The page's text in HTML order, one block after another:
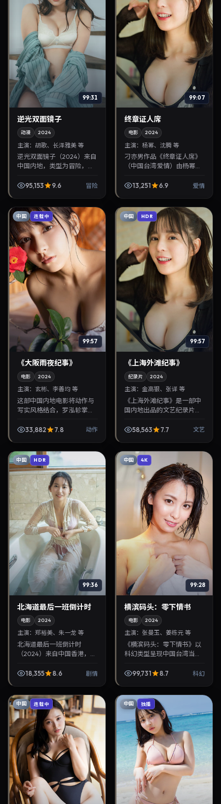
99:31
逆光双面镜子
动漫 2024
主演： 胡歌、长泽雅美 等
逆光双面镜子（2024）来自
中国内地，类型为冒险，魏
等参与演出。2024年11月13
95,153 9.6 冒险
99:07
终章证人席
电影 2024
主演：杨幂、沈腾 等
刁亦男作品《终章证人席》
（中国台湾·爱情）由杨幂、
正式上映。影片叙事紧凑，
13,251 6.9 爱情
中国 连载中
99:57
《大阪雨夜纪事》
电影 2024
主演： 玄彬、李善均 等
这部中国内地电影将动作与
写实风格结合，罗泓轸掌
角。2024年11月12日与观众
33,882 7.8 动作
中国 HDR
99:57
《上海外滩纪事》
纪录片 2024
主演：金高银、张译 等
《上海外滩纪事》是一部中
国内地出品的文艺纪录片，
等主演，2024年9月19日院
58,563 7.7 文艺
中国 HDR
99:36
北海道最后一班倒计时
电影 2024
主演： 郑裕美、朱一龙 等
北海道最后一班倒计时
（2024）来自中国香港，类
裕美、朱一龙等参与演出。
18,355 8.6 剧情
中国 4K
99:28
横滨码头：零下情书
电影 2024
主演：张曼玉、姜栋元 等
《横滨码头：零下情书》以
科幻类型呈现中国台湾当代
曼玉、姜栋元。2024年5月2
99,731 8.7 科幻
中国 连载中 中国 独播